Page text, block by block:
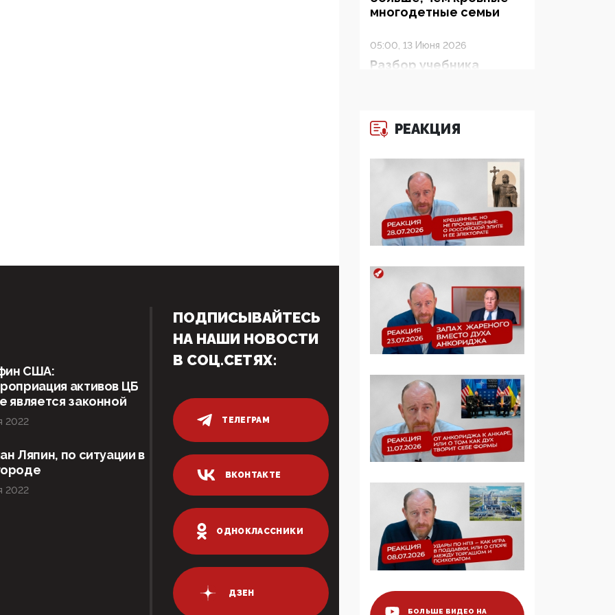
многодетные семьи
05:00, 13 Июня 2026
Разбор учебника
традиционные
ценности и немного
11:53, 09 Июня 2026
Прокуратура наконец
увидела
экстремистскую
деятельность ИИТО
цифроглобалисты
продолжают
определять повестку в
образовании
09:43, 01 Июня 2026
5G за счет здоровья
граждан: Минцифры
намерено отобрать у
регионов и
муниципалитетов право
защищать жилые дома
и социальные объекты
05:58, 26 Мая 2026
Роскомнадзор
освободили от борца с
деструктивным и
опасным контентом
07:39, 25 Мая 2026
РЕАКЦИЯ
БОЛЬШЕ ВИДЕО НА
США:
активов ЦБ
является законной
2022
Ляпин, по ситуации в
2022
ПОДПИСЫВАЙТЕСЬ
НА НАШИ НОВОСТИ
В СОЦ.СЕТЯХ:
ТЕЛЕГРАМ
ВКОНТАКТЕ
ОДНОКЛАССНИКИ
ДЗЕН